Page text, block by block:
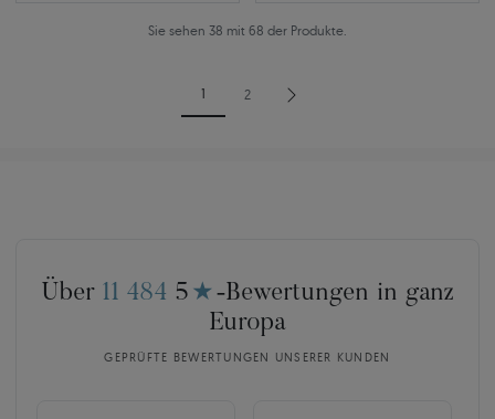
Sie sehen 38 mit 68 der Produkte.
1 2
Über 11 484 5 ★ -Bewertungen in ganz
Europa
GEPRÜFTE BEWERTUNGEN UNSERER KUNDEN